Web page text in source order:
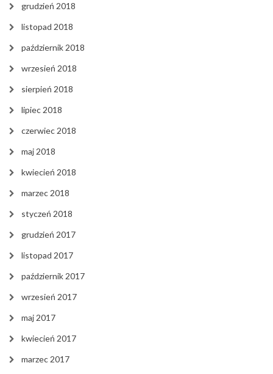
grudzień 2018
listopad 2018
październik 2018
wrzesień 2018
sierpień 2018
lipiec 2018
czerwiec 2018
maj 2018
kwiecień 2018
marzec 2018
styczeń 2018
grudzień 2017
listopad 2017
październik 2017
wrzesień 2017
maj 2017
kwiecień 2017
marzec 2017